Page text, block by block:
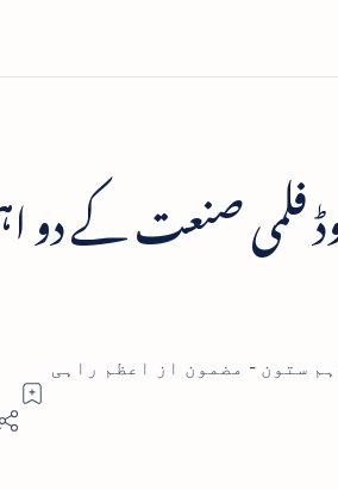
فلمی صنعت کے دو
ستون - مضمون از اعظم راہی